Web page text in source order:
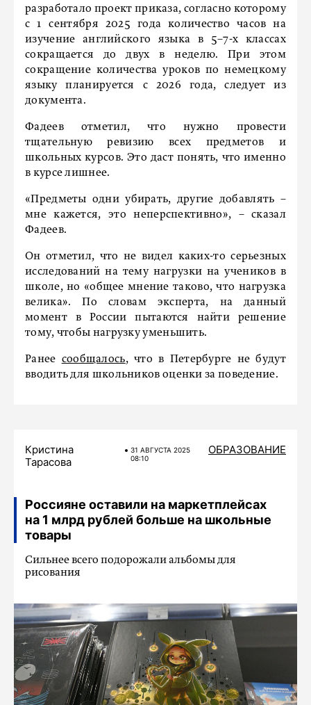
разработало проект приказа, согласно которому
с 1 сентября 2025 года количество часов на
изучение английского языка в 5–7-х классах
сокращается до двух в неделю. При этом
сокращение количества уроков по немецкому
языку планируется с 2026 года, следует из
документа.
Фадеев отметил, что нужно провести
тщательную ревизию всех предметов и
школьных курсов. Это даст понять, что именно
в курсе лишнее.
«Предметы одни убирать, другие добавлять –
мне кажется, это неперспективно», – сказал
Фадеев.
Он отметил, что не видел каких-то серьезных
исследований на тему нагрузки на учеников в
школе, но «общее мнение таково, что нагрузка
велика». По словам эксперта, на данный
момент в России пытаются найти решение
тому, чтобы нагрузку уменьшить.
Ранее сообщалось, что в Петербурге не будут
вводить для школьников оценки за поведение.
Кристина
Тарасова
31 АВГУСТА 2025
08:10
ОБРАЗОВАНИЕ
Россияне оставили на маркетплейсах
на 1 млрд рублей больше на школьные
товары
Сильнее всего подорожали альбомы для
рисования